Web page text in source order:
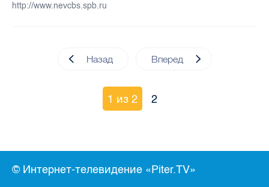
http://www.nevcbs.spb.ru
Назад Вперед
1 из 2 2
© Интернет-телевидение «Piter.TV»